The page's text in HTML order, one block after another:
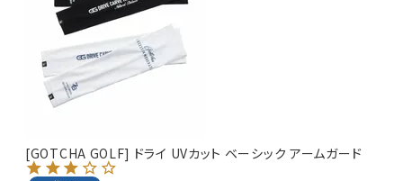
詳しい条件から探す
[GOTCHA GOLF] ドライ UVカット ベーシック アームガード